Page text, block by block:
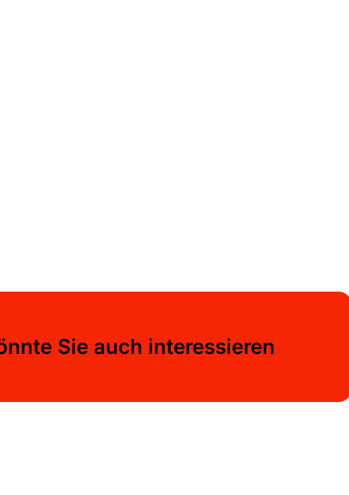
Sie auch interessieren